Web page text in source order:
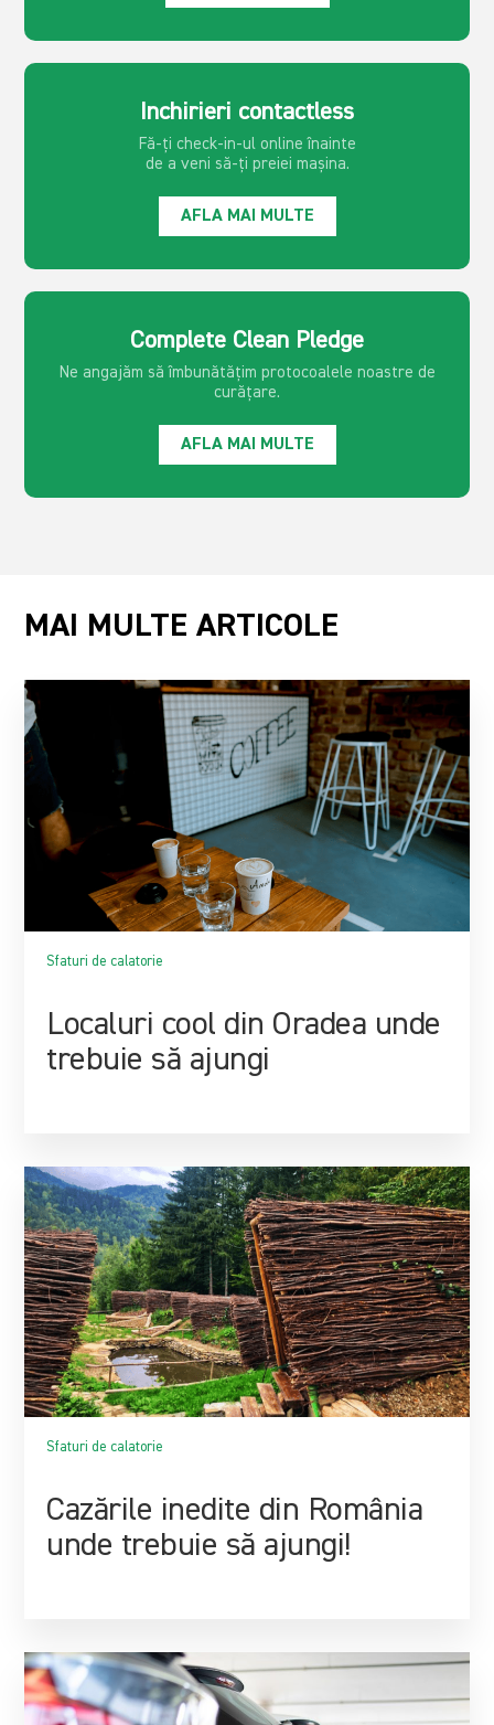
Inchirieri contactless
Fă-ți check-in-ul online înainte
de a veni să-ți preiei mașina.
AFLA MAI MULTE
Complete Clean Pledge
Ne angajăm să îmbunătățim protocoalele noastre de
curățare.
AFLA MAI MULTE
MAI MULTE ARTICOLE
Sfaturi de calatorie
Localuri cool din Oradea unde
trebuie să ajungi
Sfaturi de calatorie
Cazările inedite din România
unde trebuie să ajungi!